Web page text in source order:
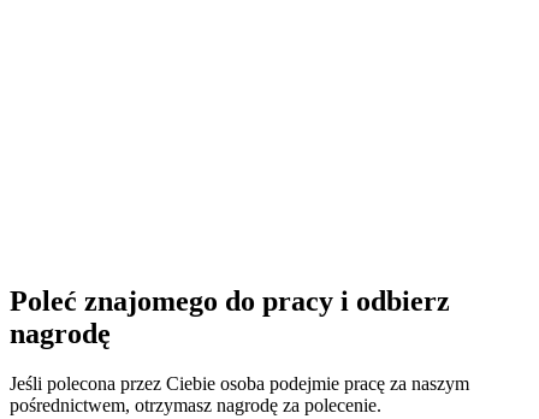
Poleć znajomego do pracy i odbierz
nagrodę
Jeśli polecona przez Ciebie osoba podejmie pracę za naszym
pośrednictwem, otrzymasz nagrodę za polecenie.